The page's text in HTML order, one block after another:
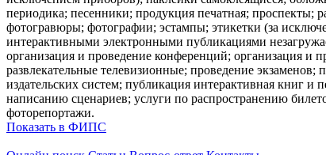
периодика; песенники; продукция печатная; проспекты;
фотогравюры; фотографии; эстампы; этикетки (за
интерактивными электронными публикациями
организация и проведение конференций; организация и
развлекательные телевизионные; проведение
издательских систем; публикация интерактивная книг
написанию сценариев; услуги по распространению
фоторепортажи.
Показать в ФИПС